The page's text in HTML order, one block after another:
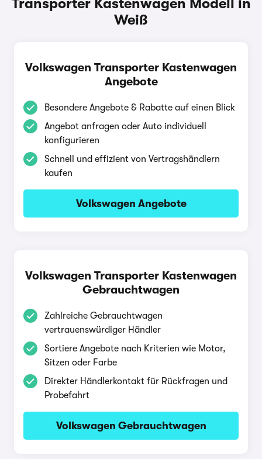
Transporter Kastenwagen Modell in
Weiß
Volkswagen Transporter Kastenwagen
Angebote
Besondere Angebote & Rabatte auf einen Blick
Angebot anfragen oder Auto individuell
konfigurieren
Schnell und effizient von Vertragshändlern
kaufen
Volkswagen Angebote
Volkswagen Transporter Kastenwagen
Gebrauchtwagen
Zahlreiche Gebrauchtwagen
vertrauenswürdiger Händler
Sortiere Angebote nach Kriterien wie Motor,
Sitzen oder Farbe
Direkter Händlerkontakt für Rückfragen und
Probefahrt
Volkswagen Gebrauchtwagen